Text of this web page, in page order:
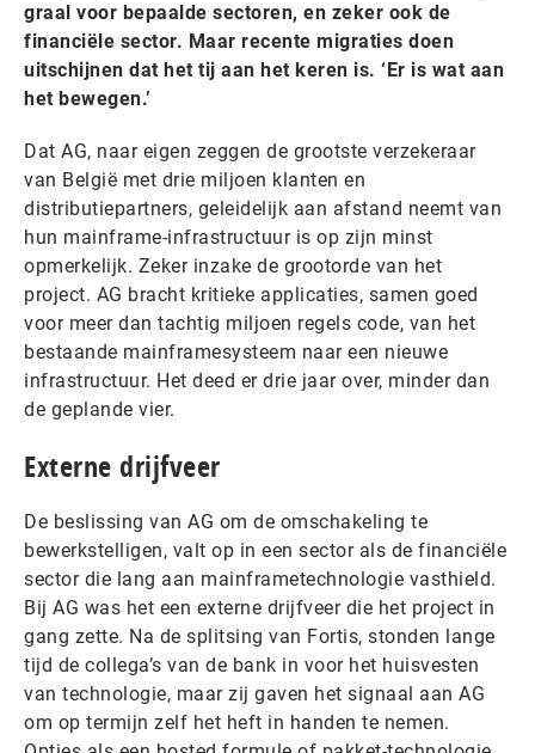
graal voor bepaalde sectoren, en zeker ook de
financiële sector. Maar recente migraties doen
uitschijnen dat het tij aan het keren is. ‘Er is wat aan
het bewegen.’
Dat AG, naar eigen zeggen de grootste verzekeraar
van België met drie miljoen klanten en
distributiepartners, geleidelijk aan afstand neemt van
hun mainframe-infrastructuur is op zijn minst
opmerkelijk. Zeker inzake de grootorde van het
project. AG bracht kritieke applicaties, samen goed
voor meer dan tachtig miljoen regels code, van het
bestaande mainframesysteem naar een nieuwe
infrastructuur. Het deed er drie jaar over, minder dan
de geplande vier.
Externe drijfveer
De beslissing van AG om de omschakeling te
bewerkstelligen, valt op in een sector als de financiële
sector die lang aan mainframetechnologie vasthield.
Bij AG was het een externe drijfveer die het project in
gang zette. Na de splitsing van Fortis, stonden lange
tijd de collega’s van de bank in voor het huisvesten
van technologie, maar zij gaven het signaal aan AG
om op termijn zelf het heft in handen te nemen.